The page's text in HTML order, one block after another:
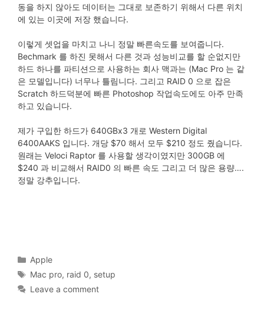
동을 하지 않아도 데이터는 그대로 보존하기 위해서 다른 위치
에 있는 이곳에 저장 했습니다.
이렇게 셋업을 마치고 나니 정말 빠른속도를 보여줍니다.
Bechmark 를 하진 못해서 다른 것과 성능비교를 할 순없지만
하드 하나를 파티션으로 사용하는 회사 맥과는 (Mac Pro 는 같
은 모델입니다) 너무나 틀림니다. 그리고 RAID 0 으로 잡은
Scratch 하드덕분에 빠른 Photoshop 작업속도에도 아주 만족
하고 있습니다.
제가 구입한 하드가 640GBx3 개로 Western Digital
6400AAKS 입니다. 개당 $70 해서 모두 $210 정도 줬습니다.
원래는 Veloci Raptor 를 사용할 생각이였지만 300GB 에
$240 과 비교해서 RAID0 의 빠른 속도 그리고 더 많은 용량….
정말 강추입니다.
Categories
Apple
Tags
Mac pro, raid 0, setup
Leave a comment